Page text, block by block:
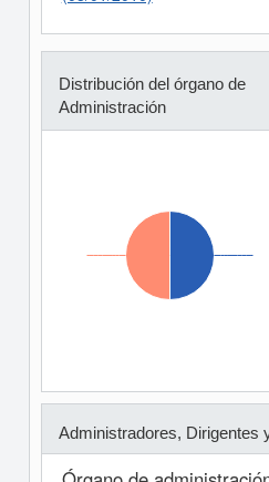
Distribución del órgano de
Administración
Administradores, Dirigentes